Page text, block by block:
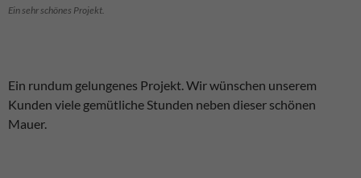
Ein sehr schönes Projekt.
Ein rundum gelungenes Projekt. Wir wünschen unserem
Kunden viele gemütliche Stunden neben dieser schönen
Mauer.